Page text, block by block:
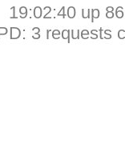
19:02:40 up
3 requests